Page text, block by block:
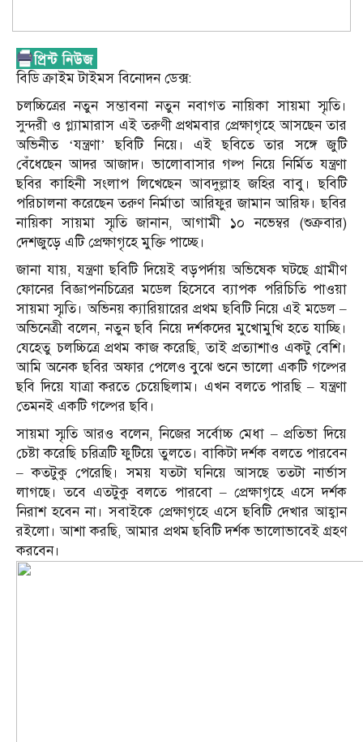
বিডি ক্রাইম টাইমস বিনোদন ডেক্স:
চলচ্চিত্রের নতুন সম্ভাবনা নতুন নবাগত নায়িকা সায়মা স্মৃতি।
সুন্দরী ও গ্ল্যামারাস এই তরুণী প্রথমবার প্রেক্ষাগৃহে আসছেন তার
অভিনীত ‘যন্ত্রণা’ ছবিটি নিয়ে। এই ছবিতে তার সঙ্গে জুটি
বেঁধেছেন আদর আজাদ। ভালোবাসার গল্প নিয়ে নির্মিত যন্ত্রণা
ছবির কাহিনী সংলাপ লিখেছেন আবদুল্লাহ জহির বাবু। ছবিটি
পরিচালনা করেছেন তরুণ নির্মাতা আরিফুর জামান আরিফ। ছবির
নায়িকা সায়মা স্মৃতি জানান, আগামী ১০ নভেম্বর (শুক্রবার)
দেশজুড়ে এটি প্রেক্ষাগৃহে মুক্তি পাচ্ছে।
জানা যায়, যন্ত্রণা ছবিটি দিয়েই বড়পর্দায় অভিষেক ঘটছে গ্রামীণ
ফোনের বিজ্ঞাপনচিত্রের মডেল হিসেবে ব্যাপক পরিচিতি পাওয়া
সায়মা স্মৃতি। অভিনয় ক্যারিয়ারের প্রথম ছবিটি নিয়ে এই মডেল –
অভিনেত্রী বলেন, নতুন ছবি নিয়ে দর্শকদের মুখোমুখি হতে যাচ্ছি।
যেহেতু চলচ্চিত্রে প্রথম কাজ করেছি, তাই প্রত্যাশাও একটু বেশি।
আমি অনেক ছবির অফার পেলেও বুঝে শুনে ভালো একটি গল্পের
ছবি দিয়ে যাত্রা করতে চেয়েছিলাম। এখন বলতে পারছি – যন্ত্রণা
তেমনই একটি গল্পের ছবি।
সায়মা স্মৃতি আরও বলেন, নিজের সর্বোচ্চ মেধা – প্রতিভা দিয়ে
চেষ্টা করেছি চরিত্রটি ফুটিয়ে তুলতে। বাকিটা দর্শক বলতে পারবেন
– কতটুকু পেরেছি। সময় যতটা ঘনিয়ে আসছে ততটা নার্ভাস
লাগছে। তবে এতটুকু বলতে পারবো – প্রেক্ষাগৃহে এসে দর্শক
নিরাশ হবেন না। সবাইকে প্রেক্ষাগৃহে এসে ছবিটি দেখার আহ্বান
রইলো। আশা করছি, আমার প্রথম ছবিটি দর্শক ভালোভাবেই গ্রহণ
করবেন।